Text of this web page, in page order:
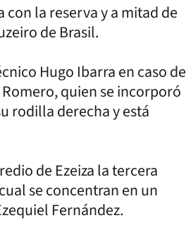
la reserva y a mitad de
de Brasil.
Hugo Ibarra en caso de
quien se incorporó
rodilla derecha y está
de Ezeiza la tercera
se concentran en un
Fernández.